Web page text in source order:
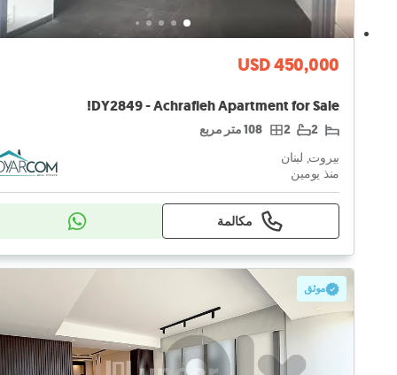
USD 450,000
DY2849 - Achrafieh Apartment for Sale!
2
2 108 متر مربع
بيروت, لبنان
منذ يومين
مكالمة
موثق